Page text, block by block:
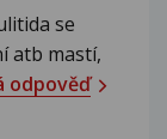
se
atb mastí,
odpověď